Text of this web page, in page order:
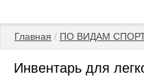
Главная / ПО ВИДАМ
Инвентарь для